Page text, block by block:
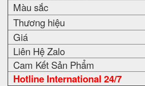
Màu sắc
Thương hiệu
Giá
Liên Hệ Zalo
Cam Kết Sản Phẩm
Hotline International 24/7